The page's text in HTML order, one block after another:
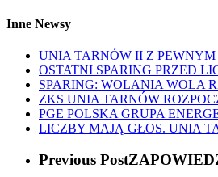
Inne Newsy
UNIA TARNÓW II Z
OSTATNI SPARING PRZED
SPARING: WOLANIA WOLA
ZKS UNIA TARNÓW
PGE POLSKA GRUPA
LICZBY MAJĄ GŁOS. UNIA
Previous Post